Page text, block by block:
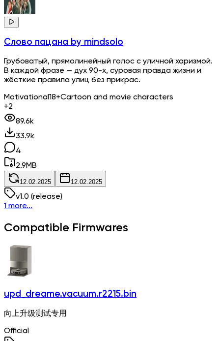
Слово пацана by mindsolo
Грубоватый, прямолинейный голос с уличной харизмой.
В каждой фразе — дух 90-х, суровая правда жизни и
жёсткие правила улиц без прикрас.
Motivational18+Cartoon and movie characters
+2
89.6k
33.9k
4
2.9MB
12.02.2025 12.02.2025
v1.0 (release)
1 more...
Compatible Firmwares
upd_dreame.vacuum.r2215.bin
向上升级测试专用
Official